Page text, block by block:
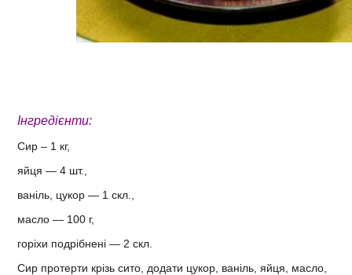
Інгредієнти:
Сир – 1 кг,
яйця — 4 шт.,
ваніль, цукор — 1 скл.,
масло — 100 г,
горіхи подрібнені — 2 скл.
Сир протерти крізь сито, додати цукор, ваніль, яйця, масло,